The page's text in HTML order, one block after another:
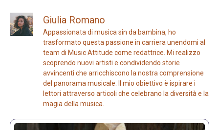
Giulia Romano
Appassionata di musica sin da bambina, ho
trasformato questa passione in carriera unendomi al
team di Music Attitude come redattrice. Mi realizzo
scoprendo nuovi artisti e condividendo storie
avvincenti che arricchiscono la nostra comprensione
del panorama musicale. Il mio obiettivo è ispirare i
lettori attraverso articoli che celebrano la diversità e la
magia della musica.